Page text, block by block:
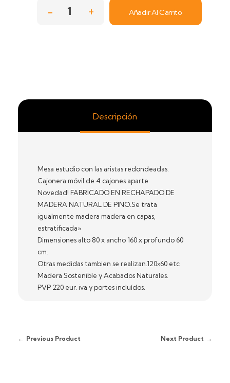
Añadir Al Carrito
Descripción
Mesa estudio con las aristas redondeadas.
Cajonera móvil de 4 cajones aparte
Novedad! FABRICADO EN RECHAPADO DE
MADERA NATURAL DE PINO.Se trata
igualmente madera madera en capas,
estratificada»
Dimensiones alto 80 x ancho 160 x profundo 60
cm.
Otras medidas tambien se realizan.120×60 etc
Madera Sostenible y Acabados Naturales.
PVP 220 eur. iva y portes incluídos.
Previous Product Next Product